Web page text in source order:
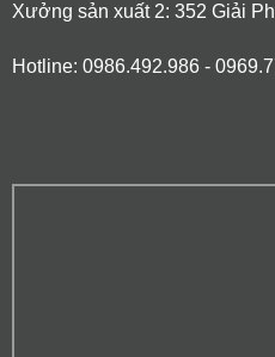
Xưởng sản xuất 2: 352 Giải
Hotline: 0986.492.986 -